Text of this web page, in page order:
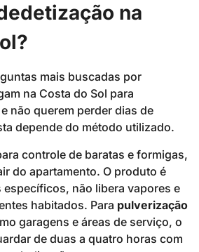
na
mais buscadas por
na Costa do Sol para
não querem perder dias de
depende do método utilizado.
controle de baratas e formigas,
do apartamento. O produto é
não libera vapores e
habitados. Para pulverização
garagens e áreas de serviço, o
de duas a quatro horas com